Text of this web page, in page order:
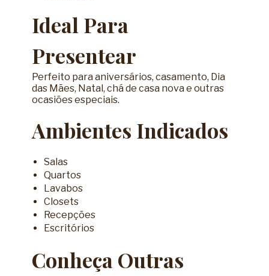
Ideal Para
Presentear
Perfeito para aniversários, casamento, Dia
das Mães, Natal, chá de casa nova e outras
ocasiões especiais.
Ambientes Indicados
Salas
Quartos
Lavabos
Closets
Recepções
Escritórios
Conheça Outras